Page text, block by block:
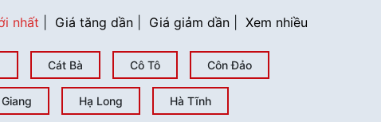
nhất Giá tăng dần Giá giảm dần Xem nhiều
Cát Bà Cô Tô Côn Đảo
Hạ Long Hà Tĩnh